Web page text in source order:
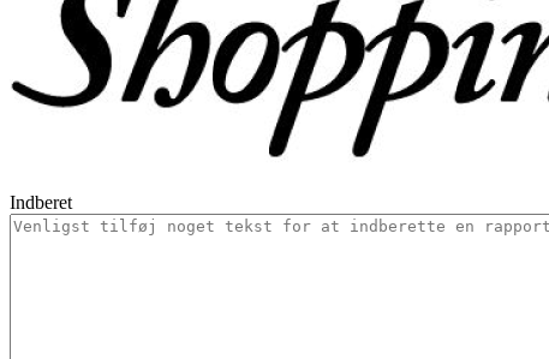
Indberet